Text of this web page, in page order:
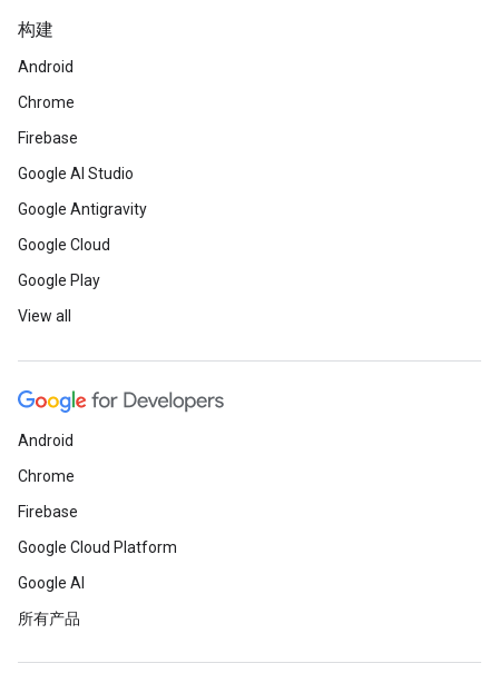
构建
Android
Chrome
Firebase
Google AI Studio
Google Antigravity
Google Cloud
Google Play
View all
Android
Chrome
Firebase
Google Cloud Platform
Google AI
所有产品